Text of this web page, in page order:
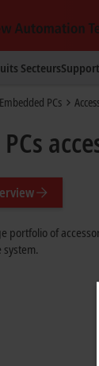
SecteursSupport
Embedded PCs
portfolio of